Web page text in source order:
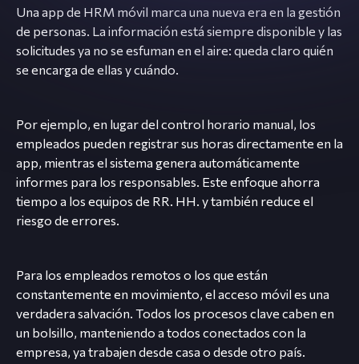
Una app de HRM móvil marca una nueva era en la gestión
de personas. La información está siempre disponible y las
solicitudes ya no se esfuman en el aire: queda claro quién
se encarga de ellas y cuándo.
Por ejemplo, en lugar del control horario manual, los
empleados pueden registrar sus horas directamente en la
app, mientras el sistema genera automáticamente
informes para los responsables. Este enfoque ahorra
tiempo a los equipos de RR. HH. y también reduce el
riesgo de errores.
Para los empleados remotos o los que están
constantemente en movimiento, el acceso móvil es una
verdadera salvación. Todos los procesos clave caben en
un bolsillo, manteniendo a todos conectados con la
empresa, ya trabajen desde casa o desde otro país.